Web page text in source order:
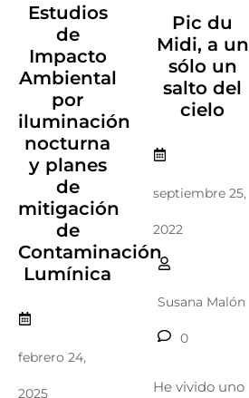
Estudios
de
Impacto
Ambiental
por
iluminación
nocturna
y planes
de
mitigación
de
Contaminación
Lumínica
febrero 24,
2025
Pic du
Midi, a un
sólo un
salto del
cielo
septiembre 25,
2022
Susana Malón
0
He vivido uno